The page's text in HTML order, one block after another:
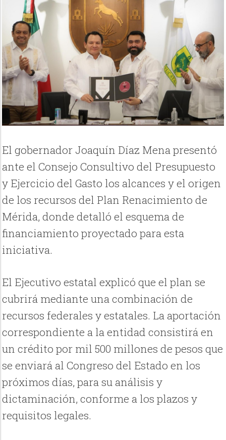
El gobernador Joaquín Díaz Mena presentó
ante el Consejo Consultivo del Presupuesto
y Ejercicio del Gasto los alcances y el origen
de los recursos del Plan Renacimiento de
Mérida, donde detalló el esquema de
financiamiento proyectado para esta
iniciativa.
El Ejecutivo estatal explicó que el plan se
cubrirá mediante una combinación de
recursos federales y estatales. La aportación
correspondiente a la entidad consistirá en
un crédito por mil 500 millones de pesos que
se enviará al Congreso del Estado en los
próximos días, para su análisis y
dictaminación, conforme a los plazos y
requisitos legales.